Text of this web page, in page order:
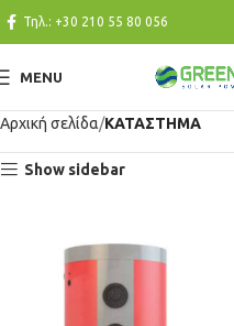
Τηλ.: +30 210 55 80 056
MENU
Αρχική σελίδα ΚΑΤΑΣΤΗΜΑ
Show sidebar